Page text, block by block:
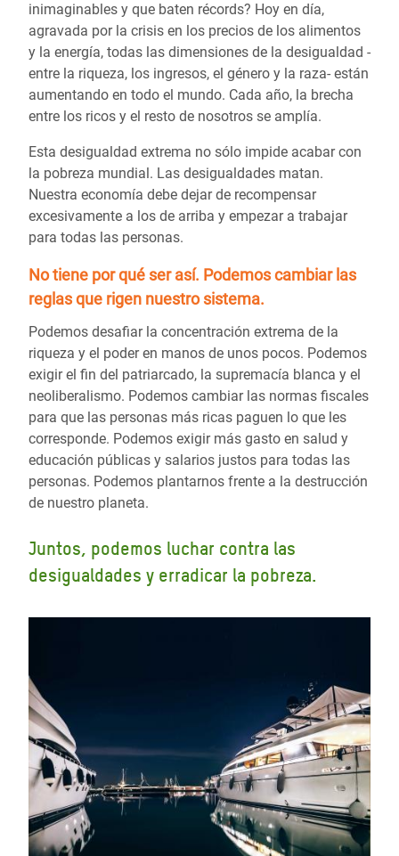
inimaginables y que baten récords? Hoy en día,
agravada por la crisis en los precios de los alimentos
y la energía, todas las dimensiones de la desigualdad -
entre la riqueza, los ingresos, el género y la raza- están
aumentando en todo el mundo. Cada año, la brecha
entre los ricos y el resto de nosotros se amplía.
Esta desigualdad extrema no sólo impide acabar con
la pobreza mundial. Las desigualdades matan.
Nuestra economía debe dejar de recompensar
excesivamente a los de arriba y empezar a trabajar
para todas las personas.
No tiene por qué ser así. Podemos cambiar las
reglasque rigen nuestro sistema.
Podemos desafiar la concentración extrema de la
riqueza y el poder en manos de unos pocos. Podemos
exigir el fin del patriarcado, la supremacía blanca y el
neoliberalismo. Podemos cambiar las normas fiscales
para que las personas más ricas paguen lo que les
corresponde. Podemos exigir más gasto en salud y
educación públicas y salarios justos para todas las
personas. Podemos plantarnos frente a la destrucción
de nuestro planeta.
Juntos, podemos luchar contra las
desigualdades y erradicar la pobreza.